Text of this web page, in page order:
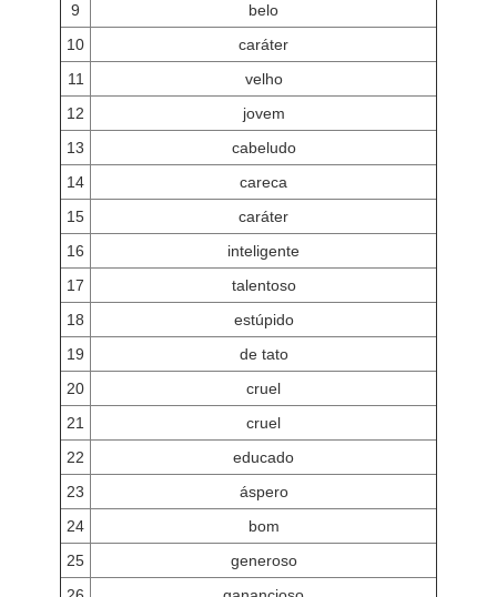
9
belo
10
caráter
11
velho
12
jovem
13
cabeludo
14
careca
15
caráter
16
inteligente
17
talentoso
18
estúpido
19
de tato
20
cruel
21
cruel
22
educado
23
áspero
24
bom
25
generoso